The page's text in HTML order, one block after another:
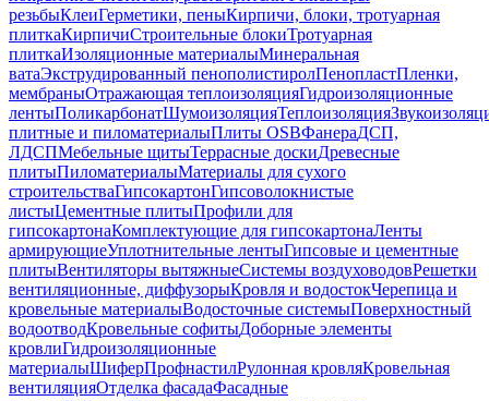
резьбыКлеиГерметики, пеныКирпичи, блоки, тротуарная
плиткаКирпичиСтроительные блокиТротуарная
плиткаИзоляционные материалыМинеральная
ватаЭкструдированный пенополистиролПенопластПленки,
мембраныОтражающая теплоизоляцияГидроизоляционные
лентыПоликарбонатШумоизоляцияТеплоизоляция
плитные и пиломатериалыПлиты OSBФанераДСП,
ЛДСПМебельные щитыТеррасные доскиДревесные
плитыПиломатериалыМатериалы для сухого
строительстваГипсокартонГипсоволокнистые
листыЦементные плитыПрофили для
гипсокартонаКомплектующие для гипсокартонаЛенты
армирующиеУплотнительные лентыГипсовые и цементные
плитыВентиляторы вытяжныеСистемы воздуховодовРешетки
вентиляционные, диффузорыКровля и водостокЧерепица и
кровельные материалыВодосточные системыПоверхностный
водоотводКровельные софитыДоборные элементы
кровлиГидроизоляционные
материалыШиферПрофнастилРулонная кровляКровельная
вентиляцияОтделка фасадаФасадные